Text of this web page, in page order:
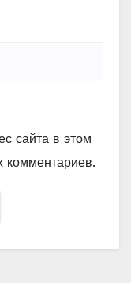
сайта в этом
комментариев.